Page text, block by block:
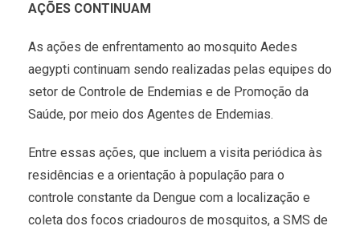
AÇÕES CONTINUAM
As ações de enfrentamento ao mosquito Aedes
aegypti continuam sendo realizadas pelas equipes do
setor de Controle de Endemias e de Promoção da
Saúde, por meio dos Agentes de Endemias.
Entre essas ações, que incluem a visita periódica às
residências e a orientação à população para o
controle constante da Dengue com a localização e
coleta dos focos criadouros de mosquitos, a SMS de